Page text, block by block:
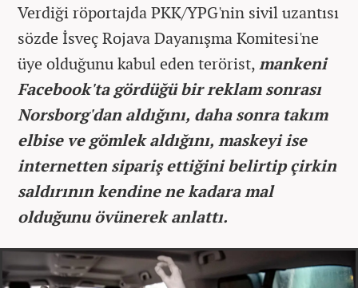
Verdiği röportajda PKK/YPG'nin sivil uzantısı
sözde İsveç Rojava Dayanışma Komitesi'ne
üye olduğunu kabul eden terörist,mankeni
Facebook'ta gördüğü bir reklam sonrası
Norsborg'dan aldığını, daha sonra takım
elbise ve gömlek aldığını, maskeyi ise
internetten sipariş ettiğini belirtip çirkin
saldırının kendine ne kadara mal
olduğunu övünerek anlattı.